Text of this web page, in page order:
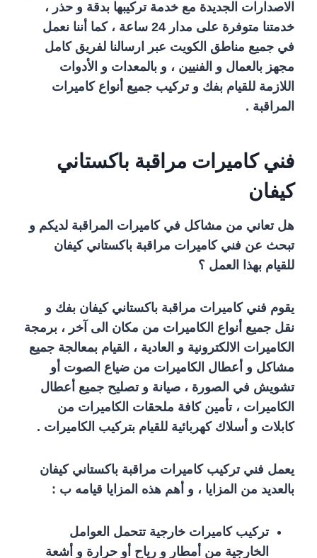
الاصدارات الجديدة مع خدمة تركيبها بدقة و حذر ،
خدمتنا متوفرة على مدار 24 ساعة ، كما أننا نعمل
في جميع مناطق الكويت عبر ارسالنا لفريق كامل
مجهز بالعمال و الفنيين ، و بالمعدات و الأدوات
اللازمة للقيام بفك و تركيب جميع أنواع كاميرات
المراقبة .
فني كاميرات مراقبة باكستاني
كيفان
هل تعاني من مشاكل في كاميرات المراقبة لديكم و
تبحث عن فني كاميرات مراقبة باكستاني كيفان
للقيام بهذا العمل ؟
يقوم فني كاميرات مراقبة باكستاني كيفان بفك و
نقل جميع أنواع الكاميرات من مكان الى آخر ، برمجة
الكاميرات الالكترونية و العادية ، القيام بمعالجة جميع
مشاكل و أعطال الكاميرات من ضياع الصوت أو
تشويش في الصورة ، صيانة و تصليح جميع أعطال
الكاميرات ، تأمين كافة ملحقات الكاميرات من
كابلات و أسلاك كهربائية للقيام بتركيب الكاميرات .
يعمل فني تركيب كاميرات مراقبة باكستاني كيفان
بالعديد من المزايا ، و أهم هذه المزايا قيامه ب :
تركيب كاميرات خارجية تتحمل العوامل
الخارجية من أمطار و رياح أو حرارة و أشعة